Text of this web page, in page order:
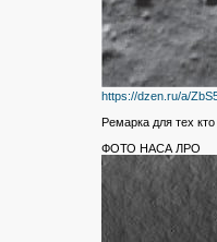
https://dzen.ru/a/
Ремарка для тех
ФОТО НАСА ЛРО